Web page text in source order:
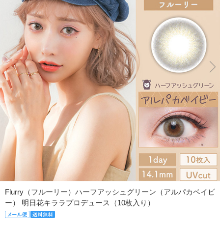
Flurry（フルーリー）ハーフアッシュグリーン（アルパカベイビ
ー） 明日花キララプロデュース（10枚入り）